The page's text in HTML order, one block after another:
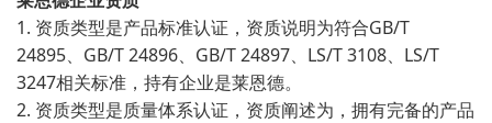
1. 资质类型是产品标准认证，资质说明为符合GB/T
24895、GB/T 24896、GB/T 24897、LS/T 3108、LS/T
3247相关标准，持有企业是莱恩德。
2. 资质类型是质量体系认证，资质阐述为，拥有完备的产品